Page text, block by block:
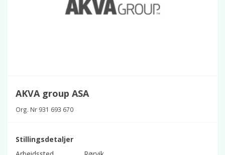
AKVA group ASA
Org. Nr 931 693 670
Stillingsdetaljer